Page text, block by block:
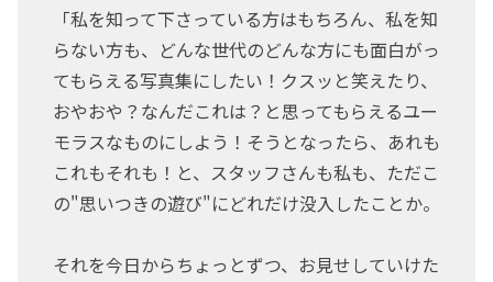
「私を知って下さっている方はもちろん、私を知
らない方も、どんな世代のどんな方にも面白がっ
てもらえる写真集にしたい！クスッと笑えたり、
おやおや？なんだこれは？と思ってもらえるユー
モラスなものにしよう！そうとなったら、あれも
これもそれも！と、スタッフさんも私も、ただこ
の"思いつきの遊び"にどれだけ没入したことか。
それを今日からちょっとずつ、お見せしていけた